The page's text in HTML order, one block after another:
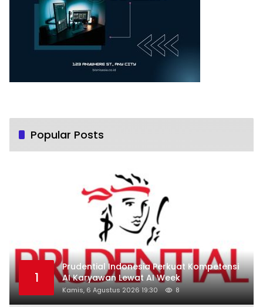
Popular Posts
1
Prudential Indonesia Perkuat Kompetensi
AI Karyawan Lewat AI Week
Kamis, 6 Agustus 2026 19:30 8